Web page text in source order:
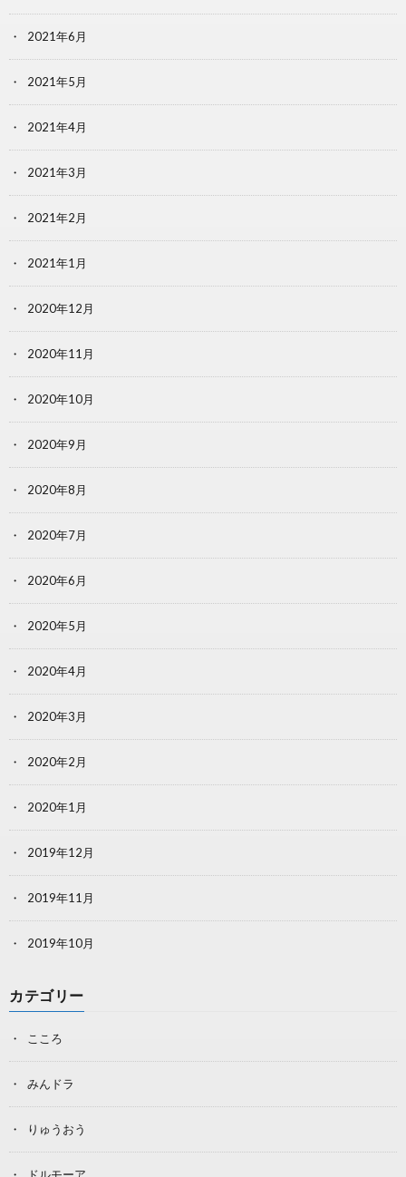
2021年6月
2021年5月
2021年4月
2021年3月
2021年2月
2021年1月
2020年12月
2020年11月
2020年10月
2020年9月
2020年8月
2020年7月
2020年6月
2020年5月
2020年4月
2020年3月
2020年2月
2020年1月
2019年12月
2019年11月
2019年10月
カテゴリー
こころ
みんドラ
りゅうおう